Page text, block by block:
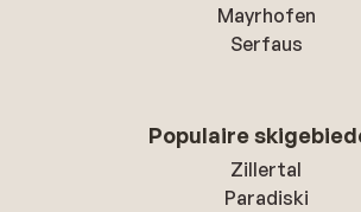
Mayrhofen
Serfaus
Populaire
Zillertal
Paradiski